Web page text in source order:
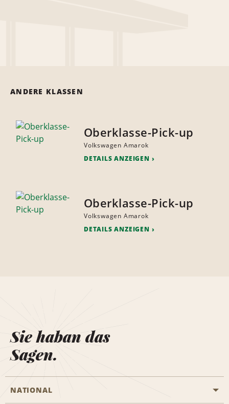
ANDERE KLASSEN
Oberklasse-Pick-up
Volkswagen Amarok
DETAILS ANZEIGEN
Oberklasse-Pick-up
Volkswagen Amarok
DETAILS ANZEIGEN
Sie haban das
Sagen.
NATIONAL